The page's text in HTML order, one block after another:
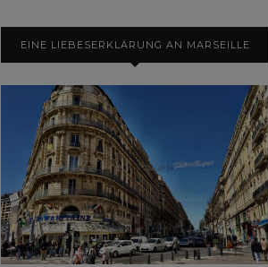
EINE LIEBESERKLÄRUNG AN MARSEILLE